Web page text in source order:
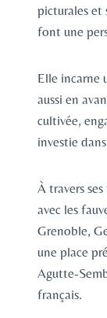
picturales et
font une
Elle incarne
aussi en
cultivée,
investie
À travers
avec les
Grenoble,
une place
Agutte-
français.